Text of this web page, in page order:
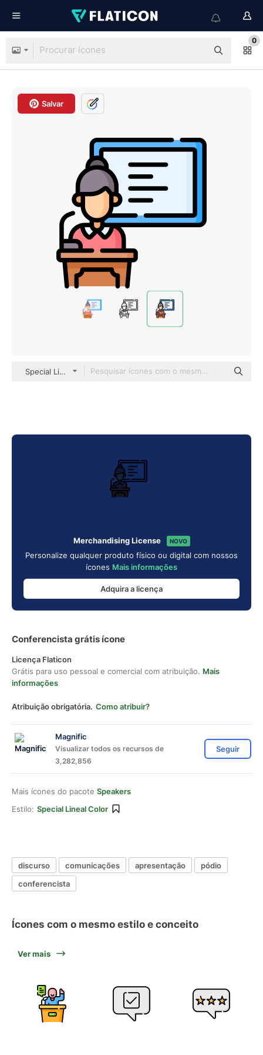
0
Salvar
Special Lineal color
Merchandising License NOVO
Personalize qualquer produto físico ou digital com nossos
ícones Mais informações
Adquira a licença
Conferencista grátis ícone
Licença Flaticon
Grátis para uso pessoal e comercial com atribuição. Mais
informações
Atribuição obrigatória. Como atribuir?
Magnific
Visualizar todos os recursos de
3,282,856
Seguir
Mais ícones do pacote Speakers
Estilo: Special Lineal Color
discurso comunicações apresentação
pódio
conferencista
Ícones com o mesmo estilo e conceito
Ver mais